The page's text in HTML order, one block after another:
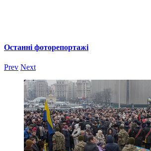
Останні фоторепортажі
Prev Next